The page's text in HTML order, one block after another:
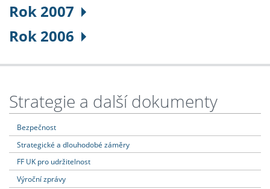
Rok 2007
Rok 2006
Strategie a další dokumenty
Bezpečnost
Strategické a dlouhodobé záměry
FF UK pro udržitelnost
Výroční zprávy